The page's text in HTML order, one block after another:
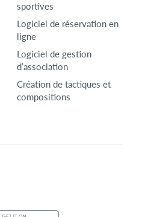
sportives
Logiciel de réservation en
ligne
Logiciel de gestion
d’association
Création de tactiques et
compositions